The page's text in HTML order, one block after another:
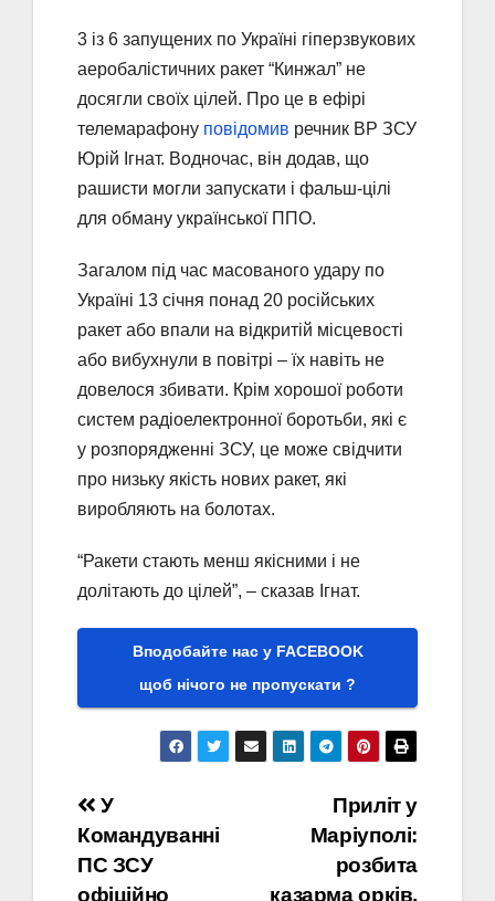
3 із 6 запущених по Україні гіперзвукових
аеробалістичних ракет “Кинжал” не
досягли своїх цілей. Про це в ефірі
телемарафону повідомив речник ВР ЗСУ
Юрій Ігнат. Водночас, він додав, що
рашисти могли запускати і фальш-цілі
для обману української ППО.
Загалом під час масованого удару по
Україні 13 січня понад 20 російських
ракет або впали на відкритій місцевості
або вибухнули в повітрі – їх навіть не
довелося збивати. Крім хорошої роботи
систем радіоелектронної боротьби, які є
у розпорядженні ЗСУ, це може свідчити
про низьку якість нових ракет, які
виробляють на болотах.
“Ракети стають менш якісними і не
долітають до цілей”, – сказав Ігнат.
Вподобайте нас у FACEBOOK
щоб нічого не пропускати ?
Навігація
записів
Приліт у
Маріуполі:
розбита
казарма орків,
У
Командуванні
ПС ЗСУ
офіційно